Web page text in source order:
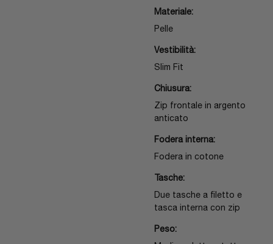
Materiale:
Pelle
Vestibilità:
Slim Fit
Chiusura:
Zip frontale in argento
anticato
Fodera interna:
Fodera in cotone
Tasche:
Due tasche a filetto e
tasca interna con zip
Peso: